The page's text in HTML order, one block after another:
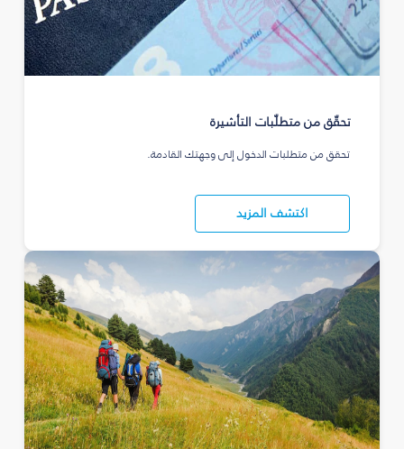
تحقّق من متطلّبات التأشيرة
تحقق من متطلبات الدخول إلى وجهتك القادمة.
اكتشف المزيد